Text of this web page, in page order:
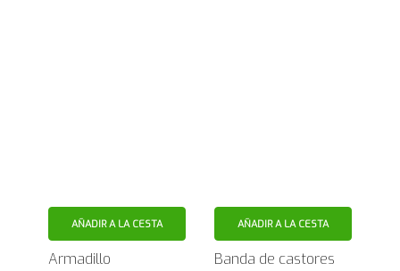
AÑADIR A LA CESTA
Armadillo
AÑADIR A LA CESTA
Banda de castores